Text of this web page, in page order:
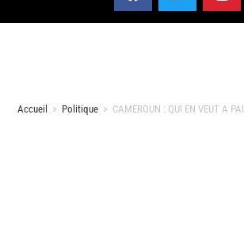
Accueil > Politique > CAMEROUN : QUI EN VEUT A